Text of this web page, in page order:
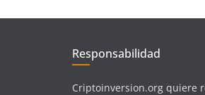
Responsabilidad
Criptoinversion.org quiere